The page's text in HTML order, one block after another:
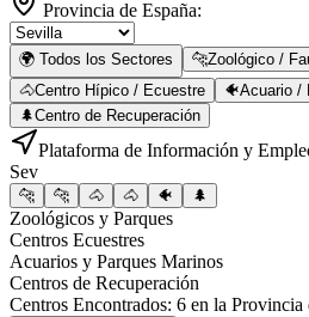
Provincia de España:
🌍 Todos los Sectores 🐆Zoológico /
🐴Centro Hípico / Ecuestre 🐠Acuario /
🌲Centro de Recuperación
Plataforma de Información y
Sev
🐆 🐆 🐴 🐴 🐠 🌲
Zoológicos y Parques
Centros Ecuestres
Acuarios y Parques Marinos
Centros de Recuperación
Centros Encontrados: 6 en la Provincia